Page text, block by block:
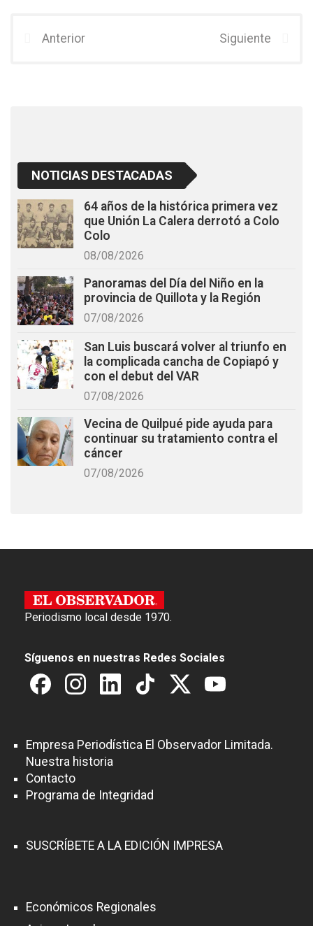
b
er
Anterior Siguiente
NOTICIAS DESTACADAS
64 años de la histórica primera vez
que Unión La Calera derrotó a Colo
Colo
08/08/2026
Panoramas del Día del Niño en la
provincia de Quillota y la Región
07/08/2026
San Luis buscará volver al triunfo en
la complicada cancha de Copiapó y
con el debut del VAR
07/08/2026
Vecina de Quilpué pide ayuda para
continuar su tratamiento contra el
cáncer
07/08/2026
Periodismo local desde 1970.
Síguenos en nuestras Redes Sociales
Empresa Periodística El Observador Limitada.
Nuestra historia
Contacto
Programa de Integridad
SUSCRÍBETE A LA EDICIÓN IMPRESA
Económicos Regionales